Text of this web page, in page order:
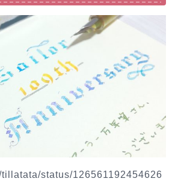
status/126561192454626